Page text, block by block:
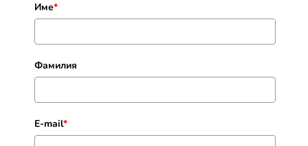
Име*
Фамилия
E-mail*